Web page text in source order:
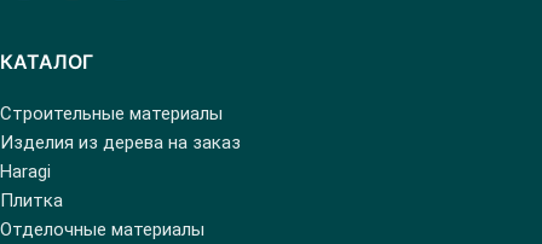
КАТАЛОГ
Строительные материалы
Изделия из дерева на заказ
Haragi
Плитка
Отделочные материалы